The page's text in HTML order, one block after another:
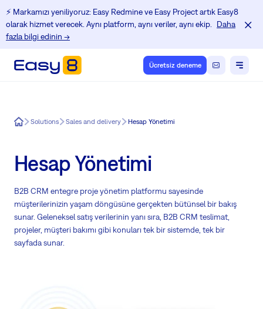
⚡️ Markamızı yeniliyoruz: Easy Redmine ve Easy Project artık Easy8
olarak hizmet verecek. Aynı platform, aynı veriler, aynı ekip.
Daha
fazla bilgi edinin →
Ücretsiz deneme
Easy8Solutions Sales and delivery Hesap Yönetimi
Hesap Yönetimi
B2B CRM entegre proje yönetim platformu sayesinde
müşterilerinizin yaşam döngüsüne gerçekten bütünsel bir bakış
sunar. Geleneksel satış verilerinin yanı sıra, B2B CRM teslimat,
projeler, müşteri bakımı gibi konuları tek bir sistemde, tek bir
sayfada sunar.